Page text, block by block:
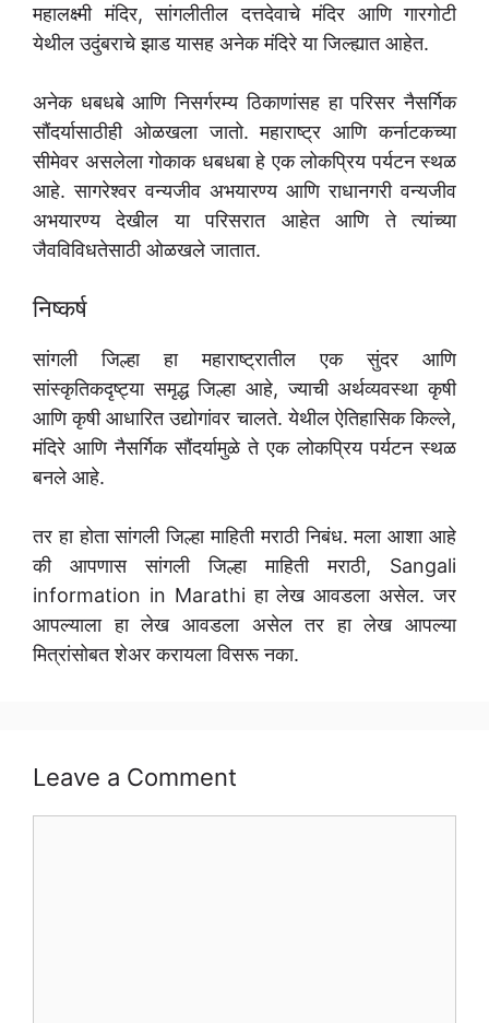
महालक्ष्मी मंदिर, सांगलीतील दत्तदेवाचे मंदिर आणि गारगोटी
येथील उदुंबराचे झाड यासह अनेक मंदिरे या जिल्ह्यात आहेत.
अनेक धबधबे आणि निसर्गरम्य ठिकाणांसह हा परिसर नैसर्गिक
सौंदर्यासाठीही ओळखला जातो. महाराष्ट्र आणि कर्नाटकच्या
सीमेवर असलेला गोकाक धबधबा हे एक लोकप्रिय पर्यटन स्थळ
आहे. सागरेश्वर वन्यजीव अभयारण्य आणि राधानगरी वन्यजीव
अभयारण्य देखील या परिसरात आहेत आणि ते त्यांच्या
जैवविविधतेसाठी ओळखले जातात.
निष्कर्ष
सांगली जिल्हा हा महाराष्ट्रातील एक सुंदर आणि
सांस्कृतिकदृष्ट्या समृद्ध जिल्हा आहे, ज्याची अर्थव्यवस्था कृषी
आणि कृषी आधारित उद्योगांवर चालते. येथील ऐतिहासिक किल्ले,
मंदिरे आणि नैसर्गिक सौंदर्यामुळे ते एक लोकप्रिय पर्यटन स्थळ
बनले आहे.
तर हा होता सांगली जिल्हा माहिती मराठी निबंध. मला आशा आहे
की आपणास सांगली जिल्हा माहिती मराठी, Sangali
information in Marathi हा लेख आवडला असेल. जर
आपल्याला हा लेख आवडला असेल तर हा लेख आपल्या
मित्रांसोबत शेअर करायला विसरू नका.
Leave a Comment